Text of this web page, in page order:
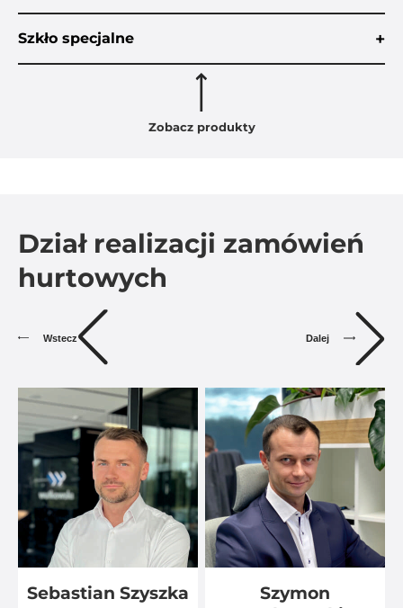
Szkło specjalne +
Zobacz produkty
Dział realizacji zamówień
hurtowych
Wstecz Dalej
Sebastian Szyszka
Szymon